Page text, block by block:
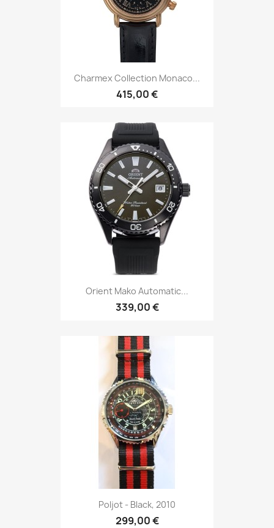
Charmex Collection Monaco...
415,00 €
Orient Mako Automatic...
339,00 €
Poljot - Black, 2010
299,00 €